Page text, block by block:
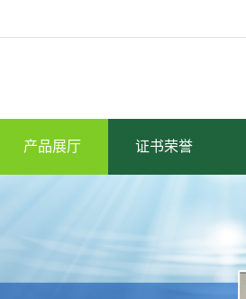
产品展厅 证书荣誉